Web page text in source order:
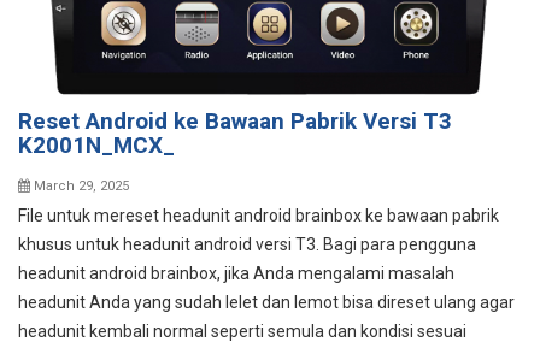
Reset Android ke Bawaan Pabrik Versi T3
K2001N_MCX_
March 29, 2025
File untuk mereset headunit android brainbox ke bawaan pabrik
khusus untuk headunit android versi T3. Bagi para pengguna
headunit android brainbox, jika Anda mengalami masalah
headunit Anda yang sudah lelet dan lemot bisa direset ulang agar
headunit kembali normal seperti semula dan kondisi sesuai